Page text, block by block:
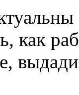
как